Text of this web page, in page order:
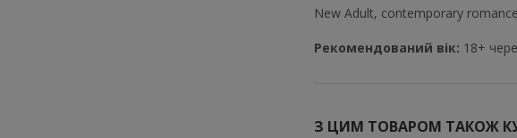
New Adult, contemporary
Рекомендований вік: 18+
З ЦИМ ТОВАРОМ ТАКОЖ